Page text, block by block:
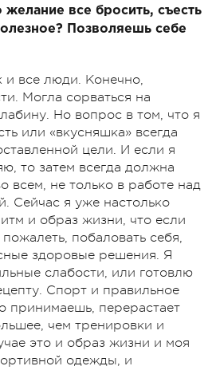
желание все бросить, съесть
Позволяешь себе
и все люди. Конечно,
Могла сорваться на
Но вопрос в том, что я
или «вкусняшка» всегда
цели. И если я
то затем всегда должна
всем, не только в работе над
Сейчас я уже настолько
и образ жизни, что если
побаловать себя,
здоровые решения. Я
слабости, или готовлю
Спорт и правильное
принимаешь, перерастает
чем тренировки и
это и образ жизни и моя
одежды, и